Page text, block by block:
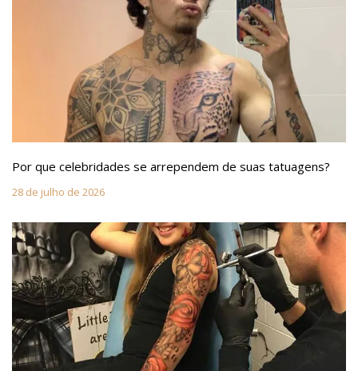
Por que celebridades se arrependem de suas tatuagens?
28 de julho de 2026